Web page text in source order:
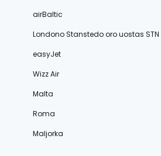
airBaltic
Londono Stanstedo oro uostas STN
easyJet
Wizz Air
Malta
Roma
Maljorka